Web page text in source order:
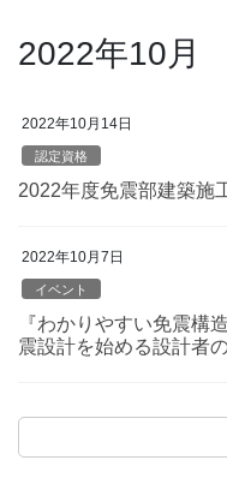
2022年10月
2022年10月14日
認定資格
2022年度免震部建築施
2022年10月7日
イベント
『わかりやすい免震構
震設計を始める設計者